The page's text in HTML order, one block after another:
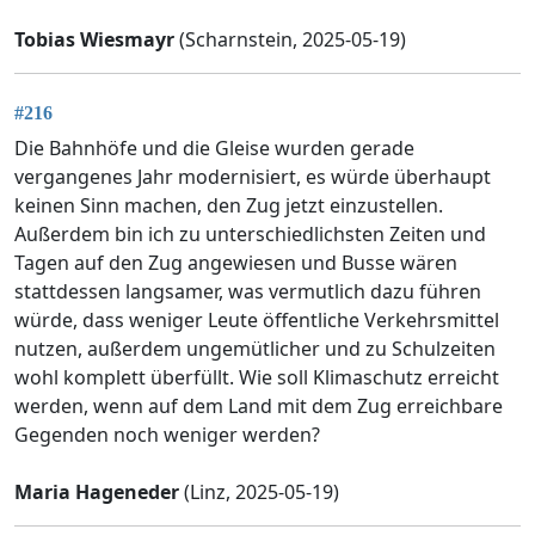
Tobias Wiesmayr(Scharnstein, 2025-05-19)
#216
Die Bahnhöfe und die Gleise wurden gerade
vergangenes Jahr modernisiert, es würde überhaupt
keinen Sinn machen, den Zug jetzt einzustellen.
Außerdem bin ich zu unterschiedlichsten Zeiten und
Tagen auf den Zug angewiesen und Busse wären
stattdessen langsamer, was vermutlich dazu führen
würde, dass weniger Leute öffentliche Verkehrsmittel
nutzen, außerdem ungemütlicher und zu Schulzeiten
wohl komplett überfüllt. Wie soll Klimaschutz erreicht
werden, wenn auf dem Land mit dem Zug erreichbare
Gegenden noch weniger werden?
Maria Hageneder(Linz, 2025-05-19)